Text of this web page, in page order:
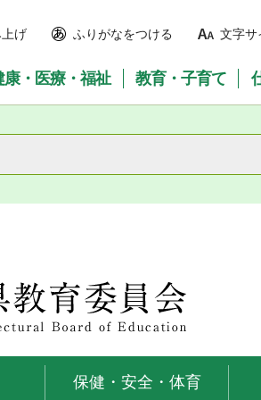
げ ふりがなをつける 文字サ
康・医療・福祉 教育・子育て
会
保健・安全・体育